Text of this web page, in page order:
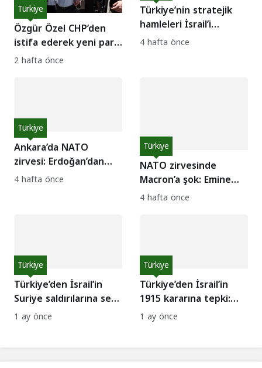
Özgür Özel CHP’den
istifa ederek yeni parti
kuruyor
Türkiye
2 hafta önce
Türkiye’nin stratejik
hamleleri İsrail’i
rahatsız ediyor
4 hafta önce
Ankara’da NATO
zirvesi: Erdoğan’dan
Hürmüz Boğazı hamlesi
Türkiye
4 hafta önce
NATO zirvesinde
Macron’a şok: Emine
Erdoğan elini
Türkiye
4 hafta önce
Türkiye’den İsrail’in
Suriye saldırılarına sert
kınama
Türkiye
1 ay önce
Türkiye’den İsrail’in
1915 kararına tepki:
Suçlarını örtemezler
Türkiye
1 ay önce